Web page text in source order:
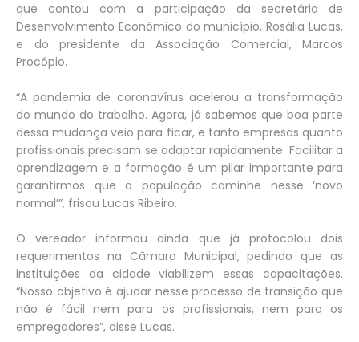
que contou com a participação da secretária de
Desenvolvimento Econômico do município, Rosália Lucas,
e do presidente da Associação Comercial, Marcos
Procópio.
“A pandemia de coronavírus acelerou a transformação
do mundo do trabalho. Agora, já sabemos que boa parte
dessa mudança veio para ficar, e tanto empresas quanto
profissionais precisam se adaptar rapidamente. Facilitar a
aprendizagem e a formação é um pilar importante para
garantirmos que a população caminhe nesse ‘novo
normal’”, frisou Lucas Ribeiro.
O vereador informou ainda que já protocolou dois
requerimentos na Câmara Municipal, pedindo que as
instituições da cidade viabilizem essas capacitações.
“Nosso objetivo é ajudar nesse processo de transição que
não é fácil nem para os profissionais, nem para os
empregadores”, disse Lucas.